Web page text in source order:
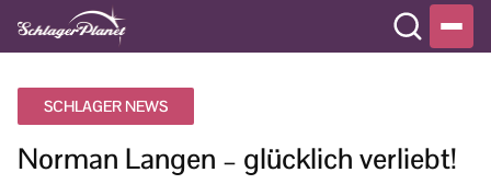
SCHLAGER NEWS
Norman Langen – glücklich verliebt!